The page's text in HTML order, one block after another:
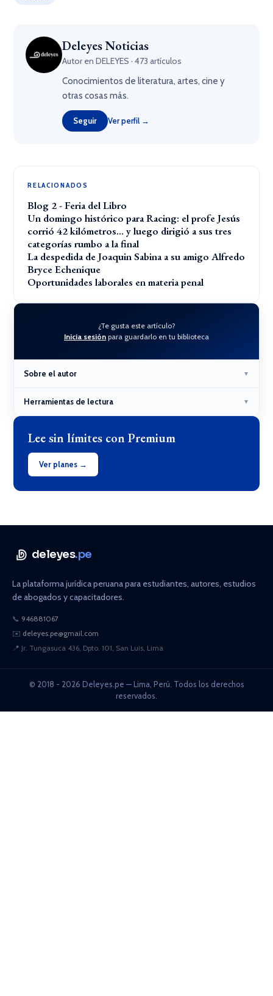
Deleyes Noticias
Autor en DELEYES · 473 artículos
Conocimientos de literatura, artes, cine y
otras cosas más.
Seguir Ver perfil →
RELACIONADOS
Blog 2 - Feria del Libro
Un domingo histórico para Racing: el profe Jesús
corrió 42 kilómetros… y luego dirigió a sus tres
categorías rumbo a la final
La despedida de Joaquin Sabina a su amigo Alfredo
Bryce Echenique
Oportunidades laborales en materia penal
¿Te gusta este artículo?
Inicia sesión para guardarlo en tu biblioteca
Sobre el autor ▼
Herramientas de lectura ▼
Lee sin límites con Premium
Ver planes →
deleyes.pe
La plataforma jurídica peruana para estudiantes, autores, estudios
de abogados y capacitadores.
📞 946881067
✉️ deleyes.pe@gmail.com
📍 Jr. Tungasuca 436, Dpto. 101, San Luis, Lima
© 2018 - 2026 Deleyes.pe — Lima, Perú. Todos los derechos
reservados.